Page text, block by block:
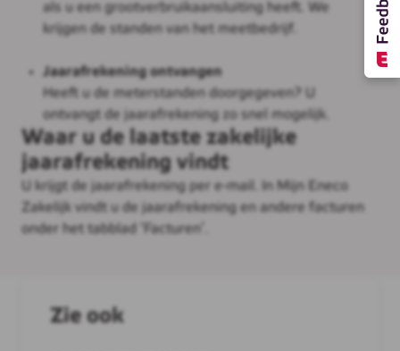
als u een grootverbruikaansluiting heeft. We
krijgen de standen van het meetbedrijf.
Jaarafrekening ontvangen
Heeft u de meterstanden doorgegeven? U
ontvangt de jaarafrekening zo snel mogelijk.
Waar u de laatste zakelijke
jaarafrekening vindt
U krijgt de jaarafrekening per e-mail. In Mijn Eneco
Zakelijk vindt u de jaarafrekening en andere facturen
onder het tabblad ‘Facturen’.
Zie ook